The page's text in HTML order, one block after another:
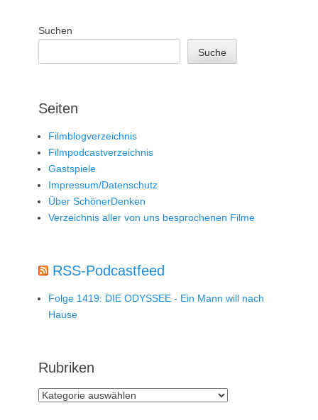
Suchen
Suche
Seiten
Filmblogverzeichnis
Filmpodcastverzeichnis
Gastspiele
Impressum/Datenschutz
Über SchönerDenken
Verzeichnis aller von uns besprochenen Filme
RSS-Podcastfeed
Folge 1419: DIE ODYSSEE - Ein Mann will nach
Hause
Rubriken
Rubriken